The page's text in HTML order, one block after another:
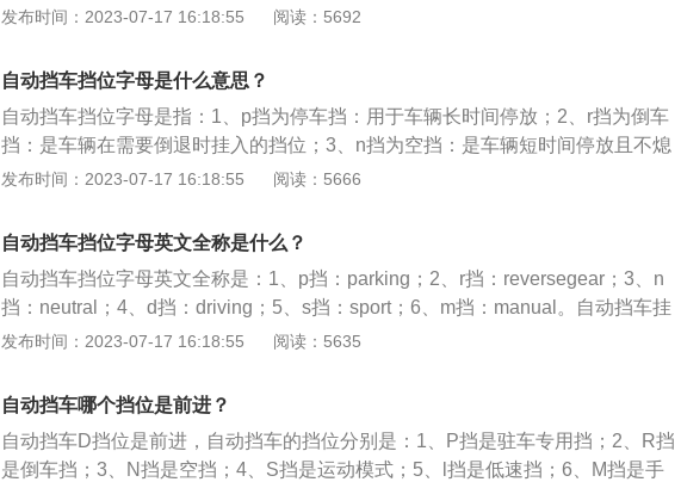
动挡是不用驾驶者去手动换挡，车辆会根据行驶的速度和交通情况自动选择合适
的位置后再踩下加速踏板；2、油门不要猛踩，要缓慢踩下，慢慢加速行驶。
发布时间：2023-07-17 16:18:55 阅读：5692
自动挡车挡位字母是什么意思？
自动挡车挡位字母是指：1、p挡为停车挡：用于车辆长时间停放；2、r挡为倒车
挡：是车辆在需要倒退时挂入的挡位；3、n挡为空挡：是车辆短时间停放且不熄
火的状态下挂入的挡位；4、d挡为前进挡：当换挡杆置于d挡时，车辆会根据节
运动；6、m挡是指手动模式：当换挡杆挂入m挡时，换挡由司机手动完成；7、l
挡为低速挡：汽车均速行驶使用。
发布时间：2023-07-17 16:18:55 阅读：5666
自动挡车挡位字母英文全称是什么？
自动挡车挡位字母英文全称是：1、p挡：parking；2、r挡：reversegear；3、n
挡：neutral；4、d挡：driving；5、s挡：sport；6、m挡：manual。自动挡车挂
挡的注意事项：1、换挡不要踩油门踏板；2、挂上挡位不要立即猛踩油门踏板；
中不可挂入n挡滑行；6、车在行驶中不可推入p挡；7、行驶方向变动时，d挡r挡
切换需等车辆停稳后操作；8、行驶中把挡位放在n上油泵无法正常供油进行润
滑，可使变速箱内部件温度升高，造成损坏。
发布时间：2023-07-17 16:18:55 阅读：5635
自动挡车哪个挡位是前进？
自动挡车D挡位是前进，自动挡车的挡位分别是：1、P挡是驻车专用挡；2、R挡
是倒车挡；3、N挡是空挡；4、S挡是运动模式；5、l挡是低速挡；6、M挡是手